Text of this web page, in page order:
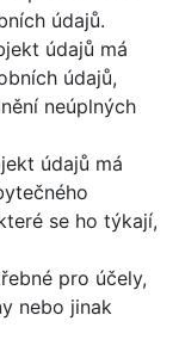
údajů.
údajů má
údajů,
neúplných
údajů má
se ho týkají,
pro účely,
nebo jinak